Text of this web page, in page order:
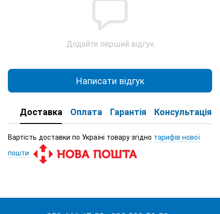
Додайте перший відгук
Написати відгук
Доставка Оплата Гарантія Консультація
Вартість доставки по Україні товару згідно тарифів нової
пошти